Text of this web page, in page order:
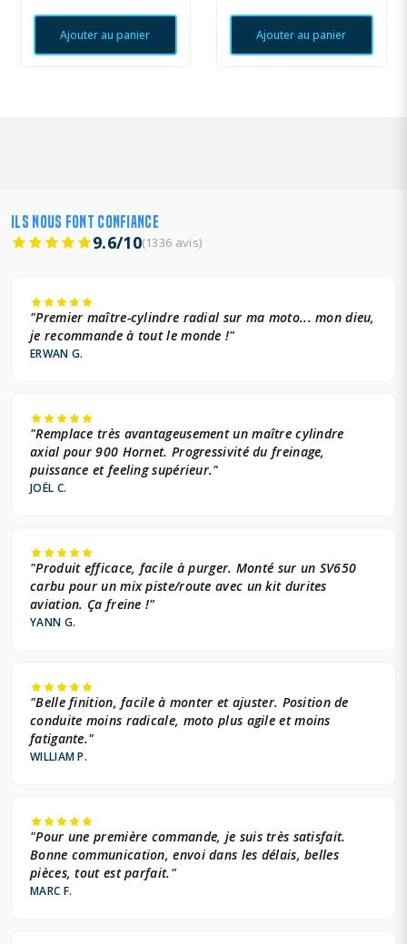
Ajouter au panier Ajouter au panier
ILS NOUS FONT CONFIANCE
9.6/10(1336 avis)
"Premier maître-cylindre radial sur ma moto... mon dieu,
je recommande à tout le monde !"
ERWAN G.
"Remplace très avantageusement un maître cylindre
axial pour 900 Hornet. Progressivité du freinage,
puissance et feeling supérieur."
JOËL C.
"Produit efficace, facile à purger. Monté sur un SV650
carbu pour un mix piste/route avec un kit durites
aviation. Ça freine !"
YANN G.
"Belle finition, facile à monter et ajuster. Position de
conduite moins radicale, moto plus agile et moins
fatigante."
WILLIAM P.
"Pour une première commande, je suis très satisfait.
Bonne communication, envoi dans les délais, belles
pièces, tout est parfait."
MARC F.